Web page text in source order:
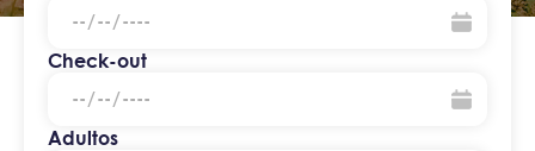
Check-out
Adultos